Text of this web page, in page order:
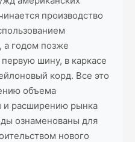
производство
а годом позже
шину, в каркасе
корд. Все это
объема
и расширению рынка
ознаменованы для
нового